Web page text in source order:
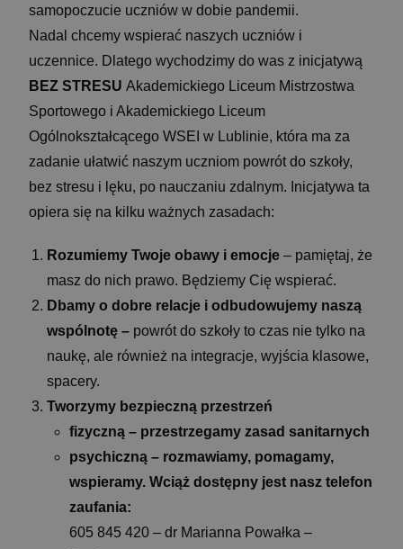
samopoczucie uczniów w dobie pandemii.
Nadal chcemy wspierać naszych uczniów i
uczennice. Dlatego wychodzimy do was z inicjatywą
BEZ STRESU Akademickiego Liceum Mistrzostwa
Sportowego i Akademickiego Liceum
Ogólnokształcącego WSEI w Lublinie, która ma za
zadanie ułatwić naszym uczniom powrót do szkoły,
bez stresu i lęku, po nauczaniu zdalnym. Inicjatywa ta
opiera się na kilku ważnych zasadach:
Rozumiemy Twoje obawy i emocje– pamiętaj, że
masz do nich prawo. Będziemy Cię wspierać.
Dbamy o dobre relacje i odbudowujemy naszą
wspólnotę – powrót do szkoły to czas nie tylko na
naukę, ale również na integracje, wyjścia klasowe,
spacery.
Tworzymy bezpieczną przestrzeń
fizyczną – przestrzegamy zasad sanitarnych
psychiczną – rozmawiamy, pomagamy,
wspieramy. Wciąż dostępny jest nasz telefon
zaufania:
605 845 420 – dr Marianna Powałka –